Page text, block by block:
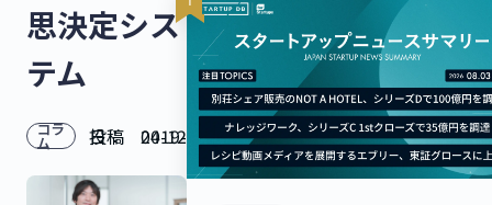
思決定シス
テム
コラ
ム 投稿日： 2019-04-12